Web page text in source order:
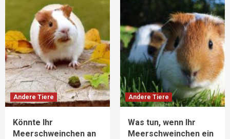
Andere Tiere
Könnte Ihr
Meerschweinchen an
Andere Tiere
Was tun, wenn Ihr
Meerschweinchen ein